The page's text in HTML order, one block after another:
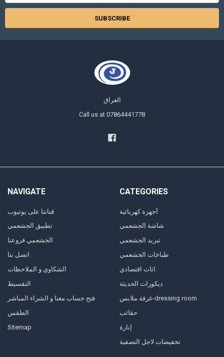
العراق
Call us at 07864441778
NAVIGATE
قناتنا على يوتيوب
تطبيق الجشعمي
الجشعمي فروعنا
اتصل بنا
الشكاوي و الملاحظات
التقسيط
فتح حساب معنا و الشراء المباشر
الطقس
Sitemap
CATEGORIES
أجهزة كهربائية
شاشة الجشعمي
تبريد الجشعمي
طباخات الجشعمي
اثاث اقتصادي
ديكورات الحديثة
غرفة ملابس-dressing room
حقائب
إنارة
تخفيضات لاجل التصفية